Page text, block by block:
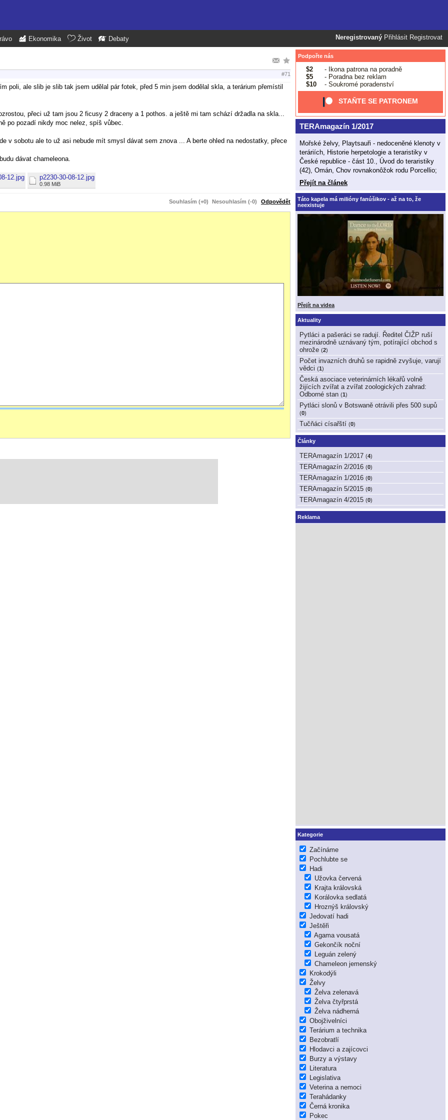
Neregistrovaný Přihlásit Registrovat
Ekonomika Život Debaty
#71
poli, ale slib je slib tak jsem udělal pár fotek, před 5 min jsem dodělal skla, a terárium přemístil
přeci už tam jsou 2 ficusy 2 draceny a 1 pothos. a ještě mi tam schází držadla na skla...
po pozadí nikdy moc nelez, spíš vůbec.
v sobotu ale to už asi nebude mít smysl dávat sem znova ... A berte ohled na nedostatky, přece
dávat chameleona.
12.jpg p2230-30-08-12.jpg
0.98 MiB
Souhlasím (+0) Nesouhlasím (-0) Odpovědět
Podpořte nás
$2
- Ikona patrona na poradně
$5
- Poradna bez reklam
$10
- Soukromé poradenství
STAŇTE SE PATRONEM
TERAmagazín 1/2017
Mořské želvy, Playtsauři - nedoceněné klenoty v
teráriích, Historie herpetologie a teraristiky v
České republice - část 10., Úvod do teraristiky
(42), Omán, Chov rovnakonôžok rodu Porcellio;
Přejít na článek
Táto kapela má milióny fanúšikov - až na to, že
neexistuje
Přejít na videa
Aktuality
Pytláci a pašeráci se radují. Ředitel ČIŽP ruší
mezinárodně uznávaný tým, potírající obchod s
ohrože (2)
Počet invazních druhů se rapidně zvyšuje, varují
vědci (1)
Česká asociace veterinárních lékařů volně
žijících zvířat a zvířat zoologických zahrad:
Odborné stan (1)
Pytláci slonů v Botswaně otrávili přes 500 supů
(0)
Tučňáci císařští (0)
Články
TERAmagazín 1/2017 (4)
TERAmagazín 2/2016 (0)
TERAmagazín 1/2016 (0)
TERAmagazín 5/2015 (0)
TERAmagazín 4/2015 (0)
Reklama
Kategorie
Začínáme
Pochlubte se
Hadi
Užovka červená
Krajta královská
Korálovka sedlatá
Hroznýš královský
Jedovatí hadi
Ještěři
Agama vousatá
Gekončík noční
Leguán zelený
Chameleon jemenský
Krokodýli
Želvy
Želva zelenavá
Želva čtyřprstá
Želva nádherná
Obojživelníci
Terárium a technika
Bezobratlí
Hlodavci a zajícovci
Burzy a výstavy
Literatura
Legislativa
Veterina a nemoci
Terahádanky
Černá kronika
Pokec